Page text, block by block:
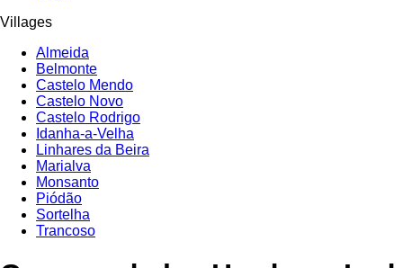
Villages
Almeida
Belmonte
Castelo Mendo
Castelo Novo
Castelo Rodrigo
Idanha-a-Velha
Linhares da Beira
Marialva
Monsanto
Piódão
Sortelha
Trancoso